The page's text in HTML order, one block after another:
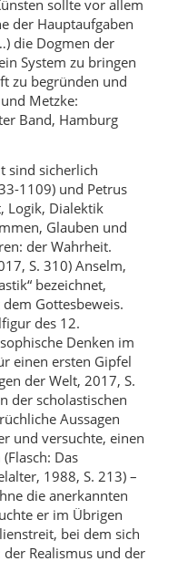
sollte vor allem
der Hauptaufgaben
die Dogmen der
System zu bringen
zu begründen und
Metzke:
Band, Hamburg
sind sicherlich
1109) und Petrus
Logik, Dialektik
Glauben und
der Wahrheit.
S. 310) Anselm,
bezeichnet,
Gottesbeweis.
des 12.
Denken im
einen ersten Gipfel
der Welt, 2017, S.
der scholastischen
Aussagen
und versuchte, einen
Das
1988, S. 213) –
die anerkannten
er im Übrigen
bei dem sich
Realismus und der